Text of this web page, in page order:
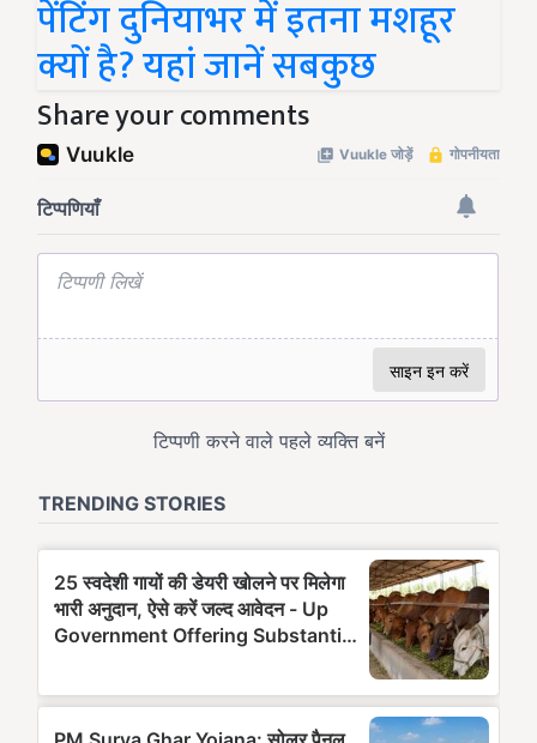
पेंटिंग दुनियाभर में इतना मशहूर
क्यों है? यहां जानें सबकुछ
Share your comments